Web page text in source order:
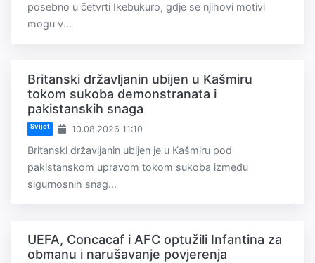
posebno u četvrti Ikebukuro, gdje se njihovi motivi
mogu v...
Britanski državljanin ubijen u Kašmiru
tokom sukoba demonstranata i
pakistanskih snaga
Svijet 10.08.2026 11:10
Britanski državljanin ubijen je u Kašmiru pod
pakistanskom upravom tokom sukoba između
sigurnosnih snag...
UEFA, Concacaf i AFC optužili Infantina za
obmanu i narušavanje povjerenja